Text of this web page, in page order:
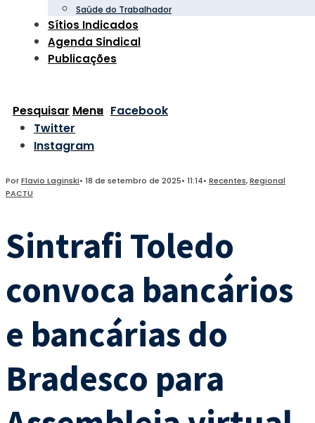
Saúde do Trabalhador
Sítios Indicados
Agenda Sindical
Publicações
Pesquisar Menu Facebook
Twitter
Instagram
PorFlavio Laginski• 18 de setembro de 2025• 11:14• Recentes,Regional
PACTU
Sintrafi Toledo
convoca bancários
e bancárias do
Bradesco para